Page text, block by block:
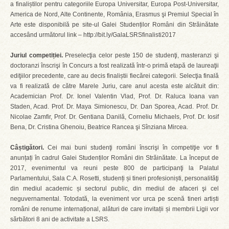
a finaliștilor pentru categoriile Europa Universitar, Europa Post-Universitar,
America de Nord, Alte Continente, România, Erasmus şi Premiul Special în
Arte este disponibilă pe site-ul Galei Studenților Români din Străinătate
accesând următorul link – http://bit.ly/GalaLSRSfinalisti2017
Juriul competiției. Preselecţia celor peste 150 de studenţi, masteranzi şi
doctoranzi înscrişi în Concurs a fost realizată într-o primă etapă de laureaţii
ediţiilor precedente, care au decis finaliștii fiecărei categorii. Selecţia finală
va fi realizată de către Marele Juriu, care anul acesta este alcătuit din:
Academician Prof. Dr. Ionel Valentin Vlad, Prof. Dr. Raluca Ioana van
Staden, Acad. Prof. Dr. Maya Simionescu, Dr. Dan Sporea, Acad. Prof. Dr.
Nicolae Zamfir, Prof. Dr. Gentiana Danilă, Corneliu Michaels, Prof. Dr. Iosif
Bena, Dr. Cristina Ghenoiu, Beatrice Rancea şi Sînziana Mircea.
Câștigători. Cei mai buni studenţi români înscrişi în competiţie vor fi
anunțați în cadrul Galei Studenților Români din Străinătate. La început de
2017, evenimentul va reuni peste 800 de participanţi la Palatul
Parlamentului, Sala C.A. Rosetti, studenți și tineri profesioniști, personalităţi
din mediul academic și sectorul public, din mediul de afaceri şi cel
neguvernamental. Totodată, la eveniment vor urca pe scenă tineri artiști
români de renume internațional, alături de care invitații și membrii Ligii vor
sărbători 8 ani de activitate a LSRS.